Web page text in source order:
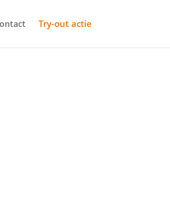
Try-out actie